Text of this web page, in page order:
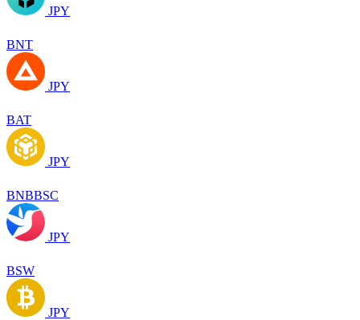
JPY
BNT
JPY
BAT
JPY
BNBBSC
JPY
BSW
JPY